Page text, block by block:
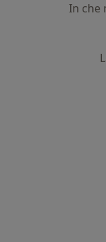
In che